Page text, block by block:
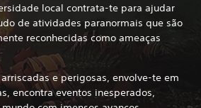
local contrata-te para ajudar
de atividades paranormais que são
reconhecidas como ameaças
e perigosas, envolve-te em
encontra eventos inesperados,